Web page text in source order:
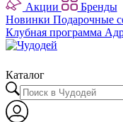
Акции
Бренды
Новинки Подарочные
Клубная программа
Каталог